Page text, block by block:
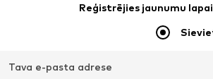
Reģistrējies jaunumu
Tava e-pasta adrese